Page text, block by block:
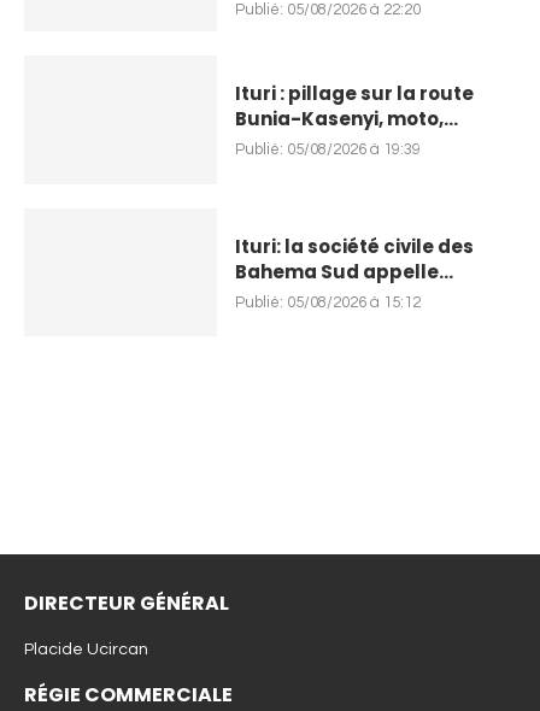
Publié: 05/08/2026 à 22:20
Ituri : pillage sur la route
Bunia-Kasenyi, moto,...
Publié: 05/08/2026 à 19:39
Ituri: la société civile des
Bahema Sud appelle...
Publié: 05/08/2026 à 15:12
DIRECTEUR GÉNÉRAL
Placide Ucircan
RÉGIE COMMERCIALE